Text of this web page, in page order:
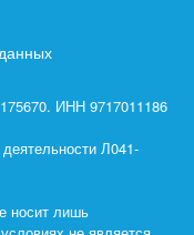
ИНН 9717011186
Л041-
носит лишь